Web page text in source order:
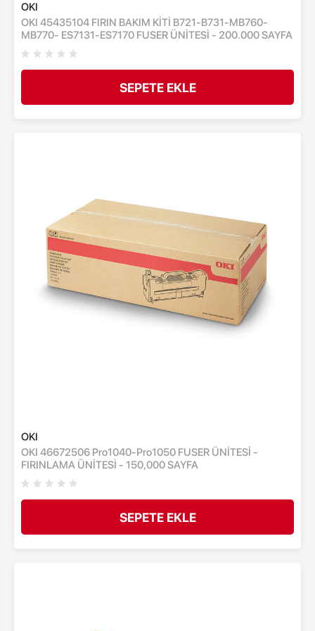
OKI
OKI 45435104 FIRIN BAKIM KİTİ B721-B731-MB760-
MB770- ES7131-ES7170 FUSER ÜNİTESİ - 200.000 SAYFA
SEPETE EKLE
OKI
OKI 46672506 Pro1040-Pro1050 FUSER ÜNİTESİ -
FIRINLAMA ÜNİTESİ - 150,000 SAYFA
SEPETE EKLE